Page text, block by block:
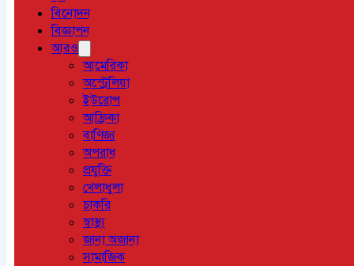
বিনোদন
বিজ্ঞাপন
আরও
আমেরিকা
অস্ট্রেলিয়া
ইউরোপ
আফ্রিকা
বাণিজ্য
অপরাধ
প্রযুক্তি
খেলাধুলা
চাকরি
স্বাস্থ্য
জানা অজানা
সামাজিক